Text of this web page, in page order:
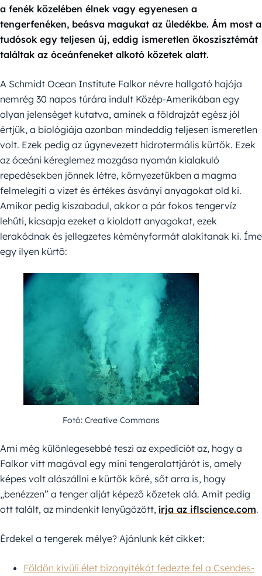
a fenék közelében élnek vagy egyenesen a
tengerfenéken, beásva magukat az üledékbe. Ám most a
tudósok egy teljesen új, eddig ismeretlen ökoszisztémát
találtak az óceánfeneket alkotó kőzetek alatt.
A Schmidt Ocean Institute Falkor névre hallgató hajója
nemrég 30 napos túrára indult Közép-Amerikában egy
olyan jelenséget kutatva, aminek a földrajzát egész jól
értjük, a biológiája azonban mindeddig teljesen ismeretlen
volt. Ezek pedig az úgynevezett hidrotermális kürtők. Ezek
az óceáni kéreglemez mozgása nyomán kialakuló
repedésekben jönnek létre, környezetükben a magma
felmelegíti a vizet és értékes ásványi anyagokat old ki.
Amikor pedig kiszabadul, akkor a pár fokos tengervíz
lehűti, kicsapja ezeket a kioldott anyagokat, ezek
lerakódnak és jellegzetes kéményformát alakítanak ki. Íme
egy ilyen kürtő:
Fotó: Creative Commons
Ami még különlegesebbé teszi az expedíciót az, hogy a
Falkor vitt magával egy mini tengeralattjárót is, amely
képes volt alászállni e kürtők köré, sőt arra is, hogy
„benézzen” a tenger alját képező kőzetek alá. Amit pedig
ott talált, az mindenkit lenyűgözött, írja az iflscience.com.
Érdekel a tengerek mélye? Ajánlunk két cikket:
Földön kívüli élet bizonyítékát fedezte fel a Csendes-